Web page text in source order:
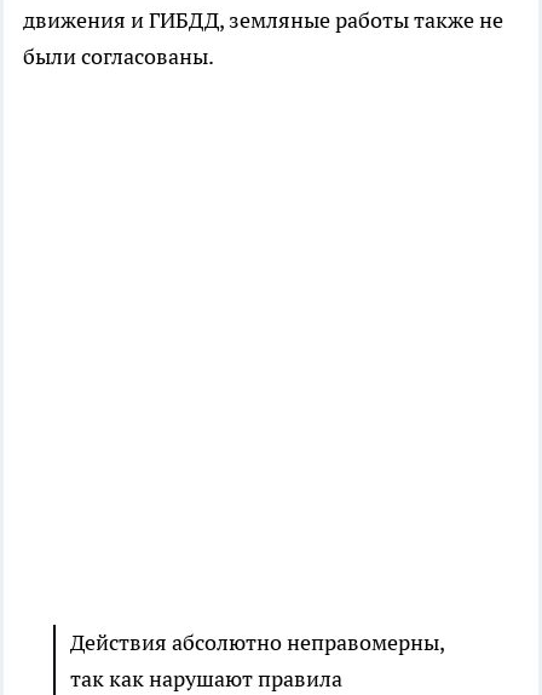
движения и ГИБДД, земляные работытакже не
были согласованы.
Действия абсолютно неправомерны,
так как нарушают правила